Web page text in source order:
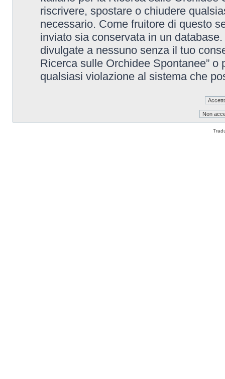
riscrivere, spostare o chiudere
necessario. Come fruitore di questo
inviato sia conservata in un
divulgate a nessuno senza il tuo
Ricerca sulle Orchidee Spontanee”
qualsiasi violazione al sistema che